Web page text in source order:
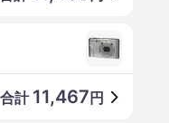
合計 11,467 円